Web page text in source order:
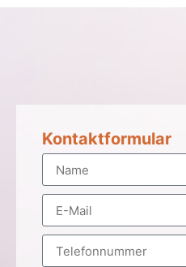
Kontaktformular